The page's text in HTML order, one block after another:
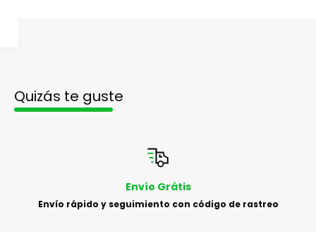
Quizás te guste
Envío Grátis
Envío rápido y seguimiento con código de rastreo